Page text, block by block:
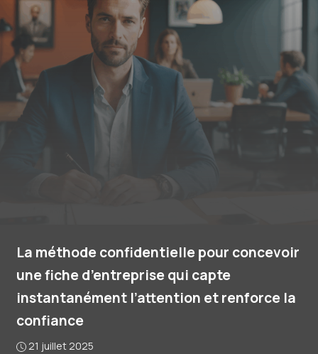
La méthode confidentielle pour concevoir
une fiche d’entreprise qui capte
instantanément l’attention et renforce la
confiance
21 juillet 2025